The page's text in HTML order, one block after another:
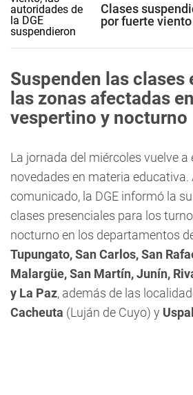
Clases
por fuerte viento
Suspenden las clases
las zonas afectadas
vespertino y nocturno
La jornada del miércoles vuelve
novedades en materia educativa.
comunicado, la DGE informó la
clases presenciales para los
nocturno en los departamentos
Tupungato, San Carlos, San
Malargüe, San Martín, Junín,
y La Paz, además de las
Cacheuta (Luján de Cuyo) y